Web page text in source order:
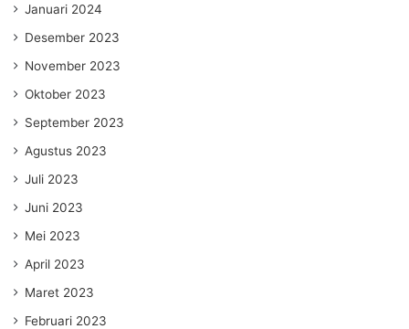
Januari 2024
Desember 2023
November 2023
Oktober 2023
September 2023
Agustus 2023
Juli 2023
Juni 2023
Mei 2023
April 2023
Maret 2023
Februari 2023